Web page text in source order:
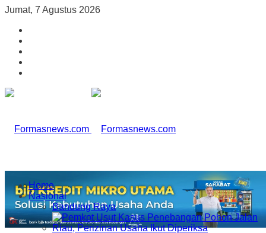
Jumat, 7 Agustus 2026
Home
Nasional
Bandung Raya